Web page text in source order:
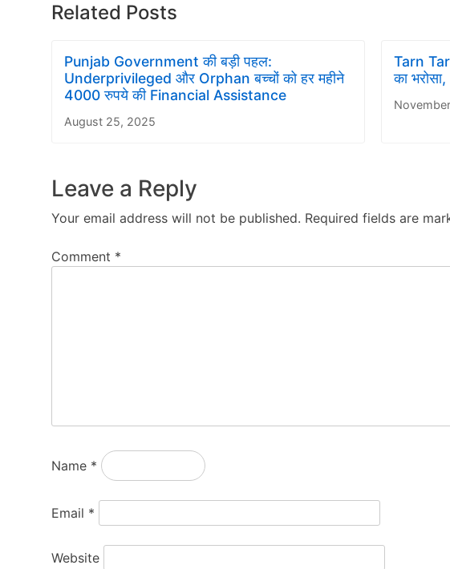
Related Posts
Punjab Government की बड़ी पहल:
Underprivileged और Orphan बच्चों को हर महीने
4000 रुपये की Financial Assistance
August 25, 2025
Tarn
का
Leave a Reply
Your email address will not be published. Required fields are
Comment *
Name *
Email *
Website